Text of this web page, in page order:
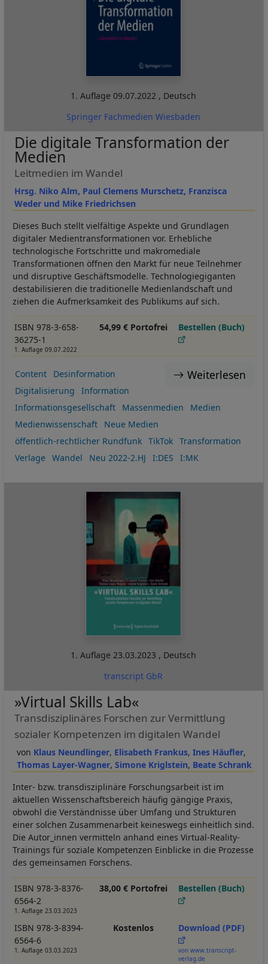
1. Auflage09.07.2022 , Deutsch
Springer Fachmedien Wiesbaden
Hrsg. Niko Alm, Paul Clemens Murschetz, Franzisca
Weder und Mike Friedrichsen
Die digitale Transformation der
Medien
Leitmedien im Wandel
Dieses Buch stellt vielfältige Aspekte und Grundlagen
digitaler Medientransformationen vor. Erhebliche
technologische Fortschritte und makromediale
Transformationen öffnen den Markt für neue Teilnehmer
und disruptive Geschäftsmodelle. Technologiegiganten
destabilisieren die traditionelle Medienlandschaft und
ziehen die Aufmerksamkeit des Publikums auf sich.
ISBN 978-3-658-
36275-1
1. Auflage 09.07.2022
54,99 € Portofrei Bestellen (Buch)
Weiterlesen
Content
Desinformation
Digitalisierung
Information
Informationsgesellschaft
Massenmedien
Medien
Medienwissenschaft
Neue Medien
öffentlich-rechtlicher Rundfunk
TikTok
Transformation
Verlage
Wandel Neu 2022-2.HJ I:DES I:MK
1. Auflage23.03.2023 , Deutsch
transcript GbR
Klaus Neundlinger Elisabeth Frankus Ines Häufler
Thomas Layer-Wagner Simone Kriglstein Beate Schrank
»Virtual Skills Lab«
Transdisziplinäres Forschen zur Vermittlung
sozialer Kompetenzen im digitalen Wandel
Inter- bzw. transdisziplinäre Forschungsarbeit ist im
aktuellen Wissenschaftsbereich häufig gängige Praxis,
obwohl die Verständnisse über Umfang und Strukturen
einer solchen Zusammenarbeit keineswegs einheitlich sind.
Die Autor_innen vermitteln anhand eines Virtual-Reality-
Trainings für soziale Kompetenzen Einblicke in die Prozesse
des gemeinsamen Forschens.
ISBN 978-3-8376-
6564-2
1. Auflage 23.03.2023
38,00 € Portofrei Bestellen (Buch)
ISBN 978-3-8394-
6564-6
1. Auflage 03.03.2023
Kostenlos Download (PDF)
von www.transcript-
verlag.de